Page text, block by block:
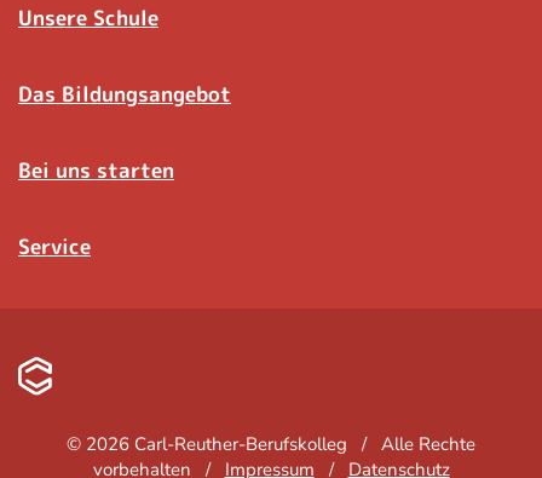
Unsere Schule
Das Bildungsangebot
Bei uns starten
Service
© 2026 Carl-Reuther-Berufskolleg / Alle Rechte
vorbehalten / Impressum / Datenschutz